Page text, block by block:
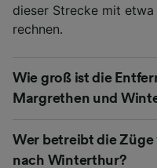
dieser Strecke mit
rechnen.
Wie groß ist die
Margrethen und
Wer betreibt die
nach Winterthur?